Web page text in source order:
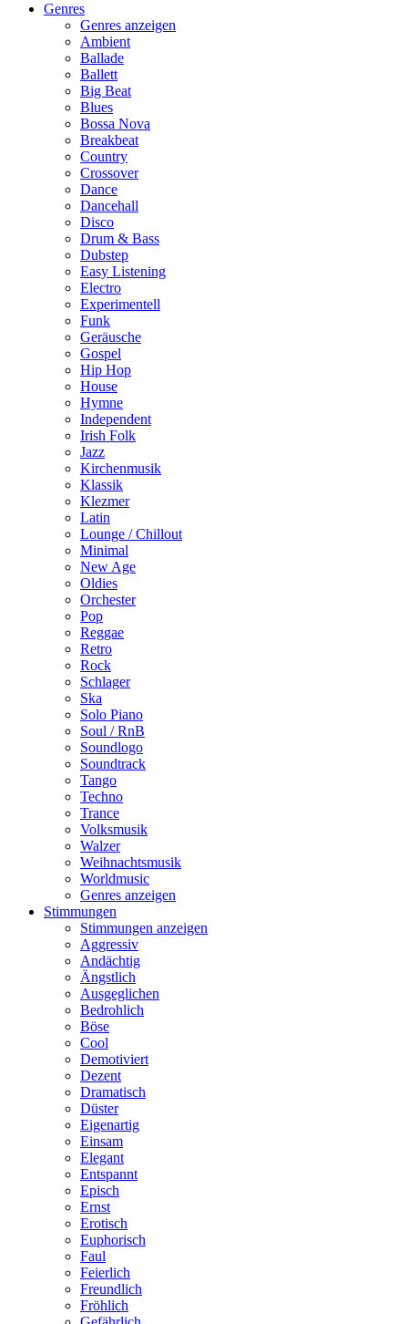
Genres
Genres anzeigen
Ambient
Ballade
Ballett
Big Beat
Blues
Bossa Nova
Breakbeat
Country
Crossover
Dance
Dancehall
Disco
Drum & Bass
Dubstep
Easy Listening
Electro
Experimentell
Funk
Geräusche
Gospel
Hip Hop
House
Hymne
Independent
Irish Folk
Jazz
Kirchenmusik
Klassik
Klezmer
Latin
Lounge / Chillout
Minimal
New Age
Oldies
Orchester
Pop
Reggae
Retro
Rock
Schlager
Ska
Solo Piano
Soul / RnB
Soundlogo
Soundtrack
Tango
Techno
Trance
Volksmusik
Walzer
Weihnachtsmusik
Worldmusic
Genres anzeigen
Stimmungen
Stimmungen anzeigen
Aggressiv
Andächtig
Ängstlich
Ausgeglichen
Bedrohlich
Böse
Cool
Demotiviert
Dezent
Dramatisch
Düster
Eigenartig
Einsam
Elegant
Entspannt
Episch
Ernst
Erotisch
Euphorisch
Faul
Feierlich
Freundlich
Fröhlich